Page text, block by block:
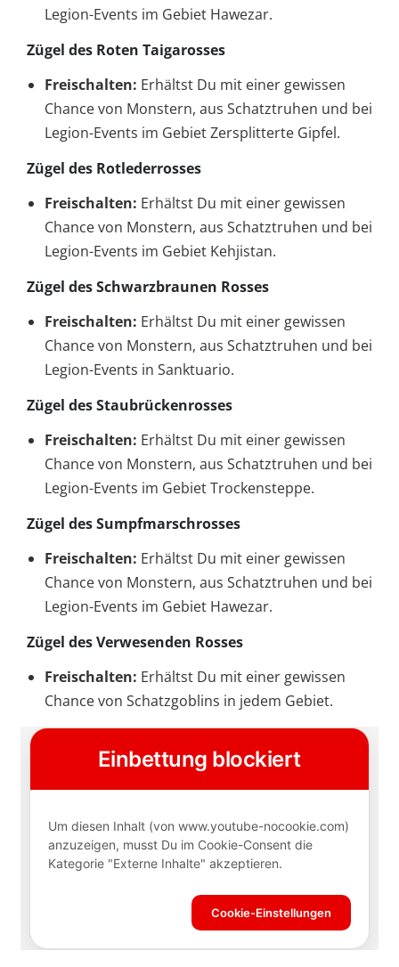
Legion-Events im Gebiet Hawezar.
Zügel des Roten Taigarosses
Freischalten: Erhältst Du mit einer gewissen
Chance von Monstern, aus Schatztruhen und bei
Legion-Events im Gebiet Zersplitterte Gipfel.
Zügel des Rotlederrosses
Freischalten: Erhältst Du mit einer gewissen
Chance von Monstern, aus Schatztruhen und bei
Legion-Events im Gebiet Kehjistan.
Zügel des Schwarzbraunen Rosses
Freischalten: Erhältst Du mit einer gewissen
Chance von Monstern, aus Schatztruhen und bei
Legion-Events in Sanktuario.
Zügel des Staubrückenrosses
Freischalten: Erhältst Du mit einer gewissen
Chance von Monstern, aus Schatztruhen und bei
Legion-Events im Gebiet Trockensteppe.
Zügel des Sumpfmarschrosses
Freischalten: Erhältst Du mit einer gewissen
Chance von Monstern, aus Schatztruhen und bei
Legion-Events im Gebiet Hawezar.
Zügel des Verwesenden Rosses
Freischalten: Erhältst Du mit einer gewissen
Chance von Schatzgoblins in jedem Gebiet.